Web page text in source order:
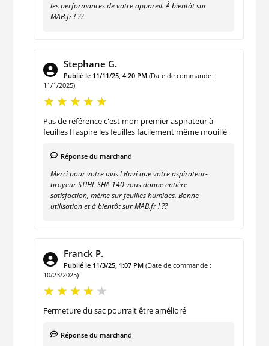
les performances de votre appareil. À bientôt sur
MAB.fr ! ??
Stephane G.
Publié le 11/11/25, 4:20 PM (Date de commande :
11/1/2025)
Pas de référence c'est mon premier aspirateur à
feuilles Il aspire les feuilles facilement même mouillé
Réponse du marchand
Merci pour votre avis ! Ravi que votre aspirateur-
broyeur STIHL SHA 140 vous donne entière
satisfaction, même sur feuilles humides. Bonne
utilisation et à bientôt sur MAB.fr ! ??
Franck P.
Publié le 11/3/25, 1:07 PM (Date de commande :
10/23/2025)
Fermeture du sac pourrait être amélioré
Réponse du marchand